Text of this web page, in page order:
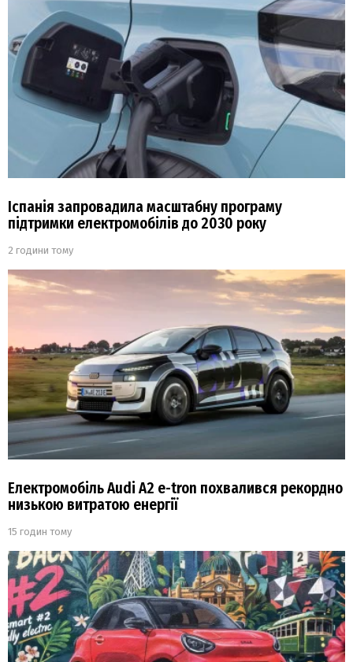
Іспанія запровадила масштабну програму
підтримки електромобілів до 2030 року
2 години тому
Електромобіль Audi A2 e-tron похвалився рекордно
низькою витратою енергії
15 годин тому